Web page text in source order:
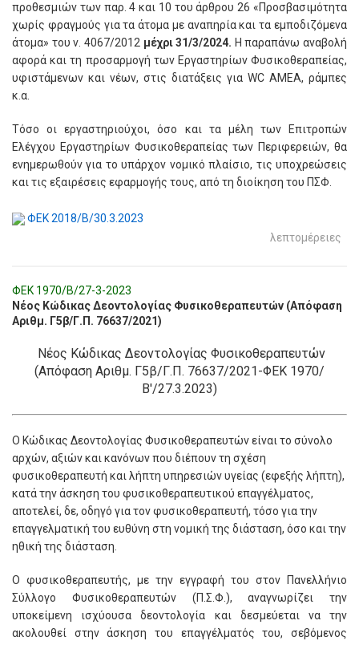
προθεσμιών των παρ. 4 και 10 του άρθρου 26 «Προσβασιμότητα
χωρίς φραγμούς για τα άτομα με αναπηρία και τα εμποδιζόμενα
άτομα» του ν. 4067/2012 μέχρι 31/3/2024. Η παραπάνω αναβολή
αφορά και τη προσαρμογή των Εργαστηρίων Φυσικοθεραπείας,
υφιστάμενων και νέων, στις διατάξεις για WC ΑΜΕΑ, ράμπες
κ.α.
Τόσο οι εργαστηριούχοι, όσο και τα μέλη των Επιτροπών
Ελέγχου Εργαστηρίων Φυσικοθεραπείας των Περιφερειών, θα
ενημερωθούν για το υπάρχον νομικό πλαίσιο, τις υποχρεώσεις
και τις εξαιρέσεις εφαρμογής τους, από τη διοίκηση του ΠΣΦ.
ΦΕΚ 2018/Β/30.3.2023
λεπτομέρειες
ΦΕΚ 1970/Β/27-3-2023
Νέος Κώδικας Δεοντολογίας Φυσικοθεραπευτών (Απόφαση
Αριθμ. Γ5β/Γ.Π. 76637/2021)
Νέος Κώδικας Δεοντολογίας Φυσικοθεραπευτών
(Απόφαση Αριθμ. Γ5β/Γ.Π. 76637/2021-ΦΕΚ 1970/
Β'/27.3.2023)
Ο Κώδικας Δεοντολογίας Φυσικοθεραπευτών είναι το σύνολο
αρχών, αξιών και κανόνων που διέπουν τη σχέση
φυσικοθεραπευτή και λήπτη υπηρεσιών υγείας (εφεξής λήπτη),
κατά την άσκηση του φυσικοθεραπευτικού επαγγέλματος,
αποτελεί, δε, οδηγό για τον φυσικοθεραπευτή, τόσο για την
επαγγελματική του ευθύνη στη νομική της διάσταση, όσο και την
ηθική της διάσταση.
Ο φυσικοθεραπευτής, με την εγγραφή του στον Πανελλήνιο
Σύλλογο Φυσικοθεραπευτών (Π.Σ.Φ.), αναγνωρίζει την
υποκείμενη ισχύουσα δεοντολογία και δεσμεύεται να την
ακολουθεί στην άσκηση του επαγγέλματός του, σεβόμενος